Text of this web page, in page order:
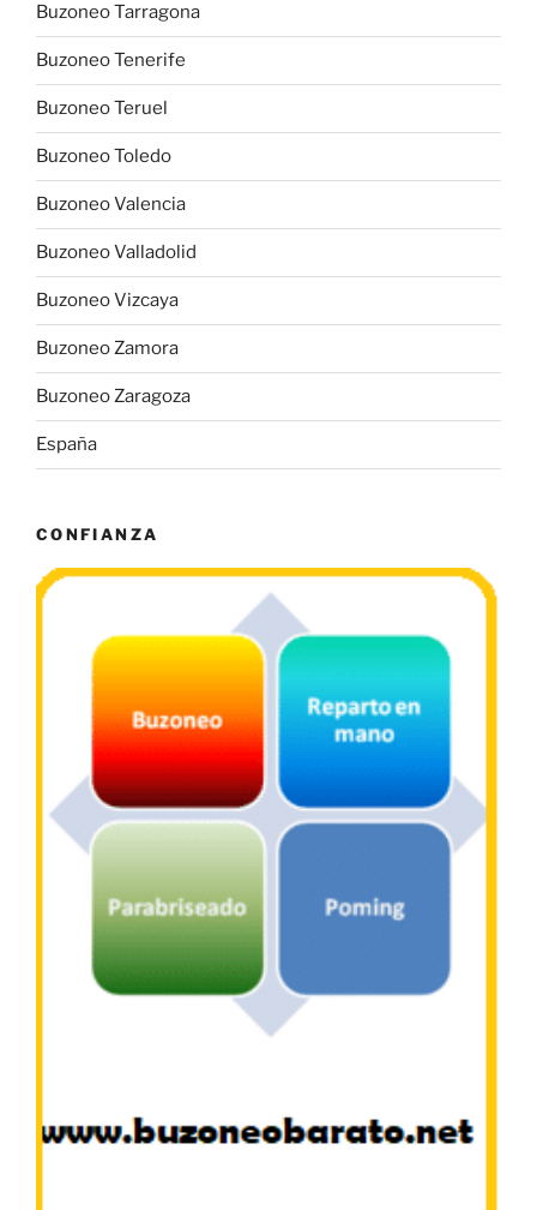
Buzoneo Tarragona
Buzoneo Tenerife
Buzoneo Teruel
Buzoneo Toledo
Buzoneo Valencia
Buzoneo Valladolid
Buzoneo Vizcaya
Buzoneo Zamora
Buzoneo Zaragoza
España
CONFIANZA